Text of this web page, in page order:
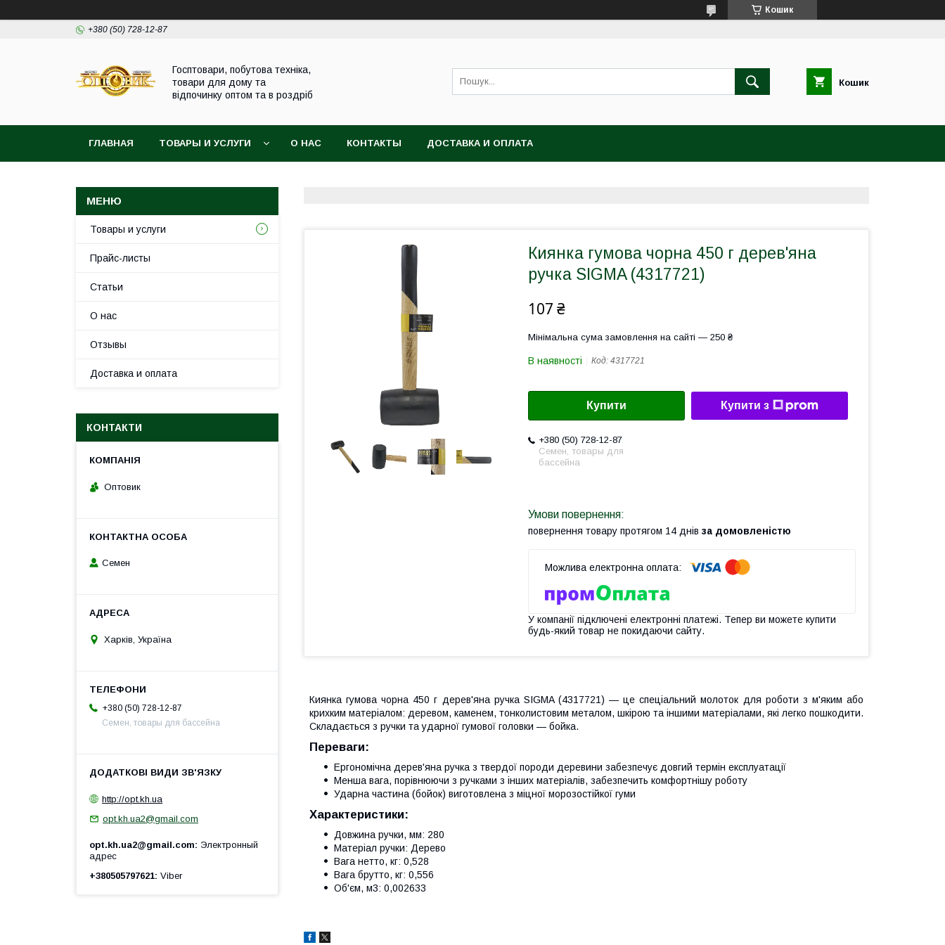
Кошик
+380 (50) 728-12-87
Госптовари, побутова техніка,
товари для дому та
відпочинку оптом та в роздріб
Кошик
ГЛАВНАЯ ТОВАРЫ И УСЛУГИ О НАС КОНТАКТЫ ДОСТАВКА И ОПЛАТА
Киянка гумова чорна 450 г дерев'яна
ручка SIGMA (4317721)
107 ₴
Мінімальна сума замовлення на сайті — 250 ₴
В наявності Код: 4317721
Купити Купити з
+380 (50) 728-12-87
Семен, товары для
бассейна
повернення товару протягом 14 днів за домовленістю
У компанії підключені електронні платежі. Тепер ви можете купити
будь-який товар не покидаючи сайту.
Киянка гумова чорна 450 г дерев'яна ручка SIGMA (4317721) — це спеціальний молоток для роботи з м'яким або
крихким матеріалом: деревом, каменем, тонколистовим металом, шкірою та іншими матеріалами, які легко пошкодити.
Складається з ручки та ударної гумової головки — бойка.
Переваги:
Ергономічна дерев'яна ручка з твердої породи деревини забезпечує довгий термін експлуатації
Менша вага, порівнюючи з ручками з інших матеріалів, забезпечить комфортнішу роботу
Ударна частина (бойок) виготовлена з міцної морозостійкої гуми
Характеристики:
Довжина ручки, мм: 280
Матеріал ручки: Дерево
Вага нетто, кг: 0,528
Вага брутто, кг: 0,556
Об'єм, м3: 0,002633
Товары и услуги
Прайс-листы
Статьи
О нас
Отзывы
Доставка и оплата
КОНТАКТИ
Оптовик
Семен
Харків, Україна
+380 (50) 728-12-87
Семен, товары для бассейна
http://opt.kh.ua
opt.kh.ua2@gmail.com
opt.kh.ua2@gmail.com
Электронный
адрес
+380505797621 Viber